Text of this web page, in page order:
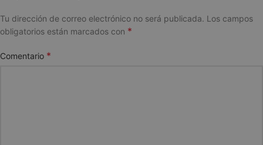
Tu dirección de correo electrónico no será publicada. Los campos
obligatorios están marcados con *
Comentario *